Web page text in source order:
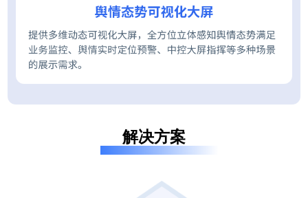
解决方案